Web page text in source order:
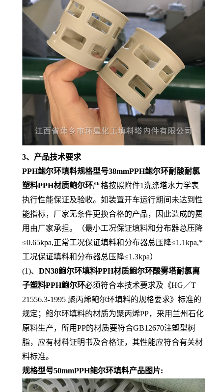
3、产品技术要求
PPH鲍尔环填料规格型号38mmPPH鲍尔环耐酸耐氯
塑料PPH材质鲍尔环严格按照附件1洗涤塔水力学表
执行性能保证及验收。如装置开车运行期间未达到性
能指标，厂家无条件更换合格的产品，因此造成的费
用由厂家承担。（最小工况保证填料和分布器总压降
≤0.65kpa,正常工况保证填料和分布器总压降≤1.1kpa,*
工况保证填料和分布器总压降≤1.3kpa）
(1)、 DN38鲍尔环填料PPH材质鲍尔环酸雾塔耐氯离
子塑料PPH鲍尔环必须符合本技术要求及《HG／T
21556.3-1995 聚丙烯鲍尔环填料的规格要求》标准的
规定；鲍尔环填料的材质为聚丙烯PP，采用兰州石化
原料生产，所用PP的材质要符合GB12670注塑型树
脂，应有材料证明书及合格证，其性能应符合有关材
料标准。
规格型号50mmPPH鲍尔环填料产品图片: